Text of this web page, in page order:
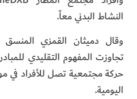
النشاط البدني معاً.
وقال دميثان القمزي المنسق
تجاوزت المفهوم التقليدي
حركة مجتمعية تصل للأفراد في
اليومية.